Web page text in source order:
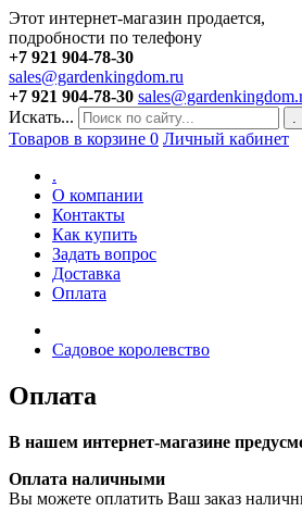
Этот интернет-магазин продается,
подробности по телефону
+7 921 904-78-30
sales@gardenkingdom.ru
+7 921 904-78-30
Искать...
.
Товаров в корзине 0 Личный кабинет
.
О компании
Контакты
Как купить
Задать вопрос
Доставка
Оплата
Садовое королевство
Оплата
В нашем интернет-магазине
Оплата наличными
Вы можете оплатить Ваш заказ